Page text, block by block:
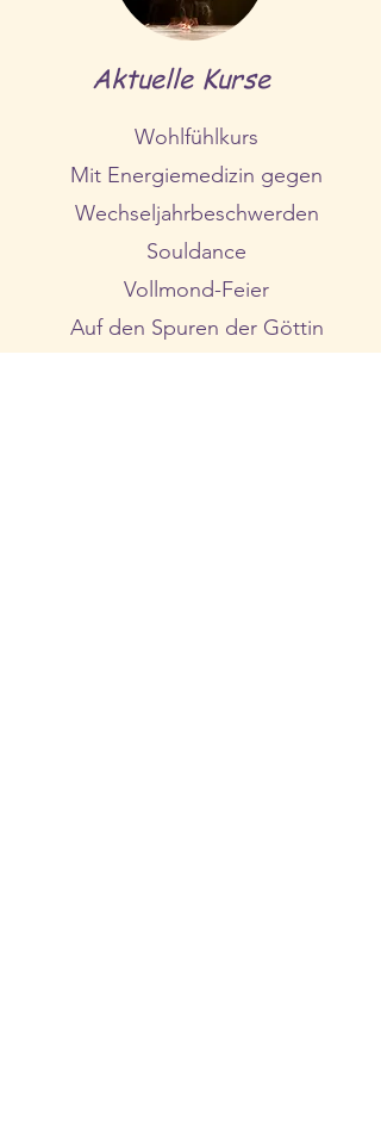
Aktuelle Kurse
Wohlfühlkurs
Mit Energiemedizin gegen
Wechseljahrbeschwerden
Souldance
Vollmond-Feier
Auf den Spuren der Göttin